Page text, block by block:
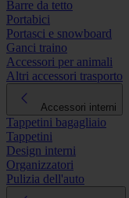
Barre da tetto
Portabici
Portasci e snowboard
Ganci traino
Accessori per animali
Altri accessori trasporto
Accessori interni
Tappetini bagagliaio
Tappetini
Design interni
Organizzatori
Pulizia dell'auto